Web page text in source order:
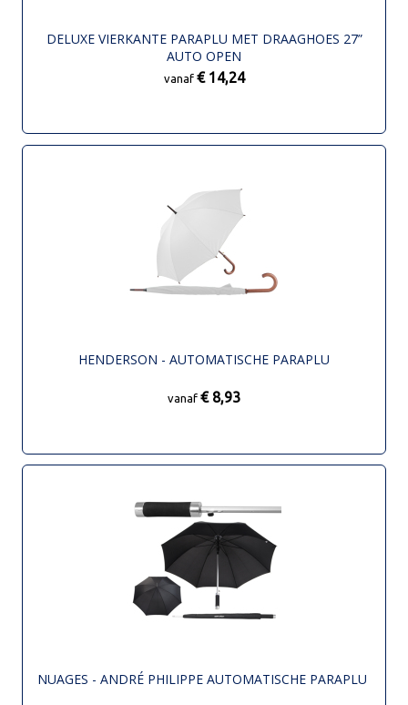
DELUXE VIERKANTE PARAPLU MET DRAAGHOES 27”
AUTO OPEN
vanaf € 14,24
HENDERSON - AUTOMATISCHE PARAPLU
vanaf € 8,93
NUAGES - ANDRÉ PHILIPPE AUTOMATISCHE PARAPLU